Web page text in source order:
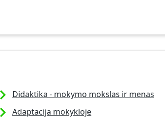
Didaktika - mokymo mokslas ir menas
Adaptacija mokykloje